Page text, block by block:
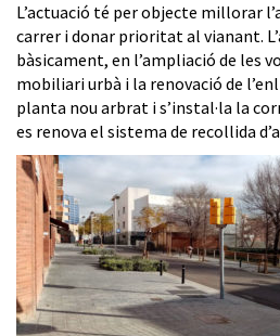
L’actuació té per objecte millorar
carrer i donar prioritat al vianant.
bàsicament, en l’ampliació de les
mobiliari urbà i la renovació de
planta nou arbrat i s’instal·la la
es renova el sistema de recollida